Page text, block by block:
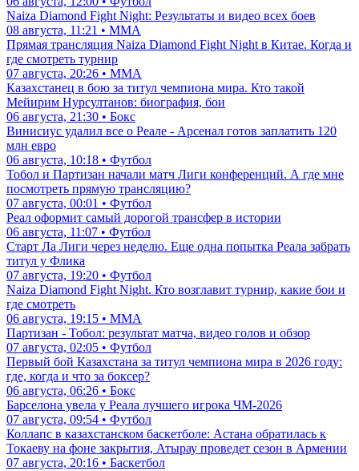
Naiza Diamond Fight Night: Результаты и видео всех боев
08 августа, 11:21 • ММА
Прямая трансляция Naiza Diamond Fight Night в Китае. Когда и
где смотреть турнир
07 августа, 20:26 • ММА
Казахстанец в бою за титул чемпиона мира. Кто такой
Мейирим Нурсултанов: биография, бои
06 августа, 21:30 • Бокс
Винисиус удалил все о Реале - Арсенал готов заплатить 120
млн евро
06 августа, 10:18 • Футбол
Тобол и Партизан начали матч Лиги конференций. А где мне
посмотреть прямую трансляцию?
07 августа, 00:01 • Футбол
Реал оформит самый дорогой трансфер в истории
06 августа, 11:07 • Футбол
Старт Ла Лиги через неделю. Еще одна попытка Реала забрать
титул у Флика
07 августа, 19:20 • Футбол
Naiza Diamond Fight Night. Кто возглавит турнир, какие бои и
где смотреть
06 августа, 19:15 • ММА
Партизан - Тобол: результат матча, видео голов и обзор
07 августа, 02:05 • Футбол
Первый бой Казахстана за титул чемпиона мира в 2026 году:
где, когда и что за боксер?
06 августа, 06:26 • Бокс
Барселона увела у Реала лучшего игрока ЧМ-2026
07 августа, 09:54 • Футбол
Коллапс в казахстанском баскетболе: Астана обратилась к
Токаеву на фоне закрытия, Атырау проведет сезон в Армении
07 августа, 20:16 • Баскетбол